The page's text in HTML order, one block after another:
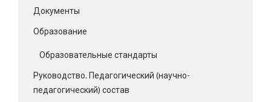
Документы
Образование
Образовательные стандарты
Руководство. Педагогический (научно-
педагогический) состав